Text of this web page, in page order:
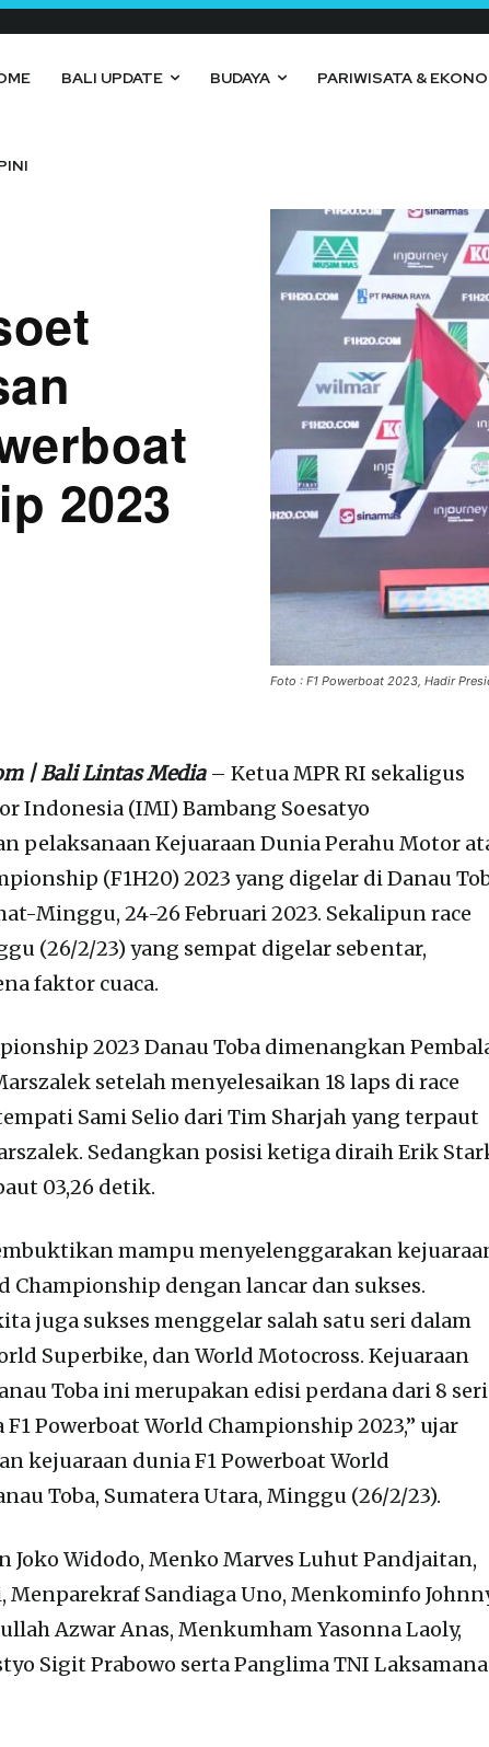
BALI UPDATE BUDAYA PARIWISATA &
2023
Foto : F1 Powerboat 2023, Hadir
| Bali Lintas Media– Ketua MPR RI sekaligus
Indonesia (IMI) Bambang Soesatyo
pelaksanaan Kejuaraan Dunia Perahu Motor
(F1H20) 2023 yang digelar di Danau
Minggu, 24-26 Februari 2023. Sekalipun race
(26/2/23) yang sempat digelar sebentar,
faktor cuaca.
2023 Danau Toba dimenangkan
setelah menyelesaikan 18 laps di race
Sami Selio dari Tim Sharjah yang terpaut
Sedangkan posisi ketiga diraih Erik
03,26 detik.
mampu menyelenggarakan
Championship dengan lancar dan sukses.
juga sukses menggelar salah satu seri dalam
Superbike, dan World Motocross. Kejuaraan
Toba ini merupakan edisi perdana dari 8 seri
Powerboat World Championship 2023,” ujar
kejuaraan dunia F1 Powerboat World
Toba, Sumatera Utara, Minggu (26/2/23).
Joko Widodo, Menko Marves Luhut Pandjaitan,
Sandiaga Uno, Menkominfo
Azwar Anas, Menkumham Yasonna Laoly,
Sigit Prabowo serta Panglima TNI Laksamana